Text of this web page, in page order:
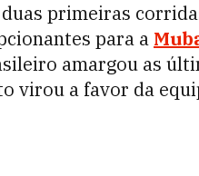
primeiras
para a
amargou as
virou a favor da